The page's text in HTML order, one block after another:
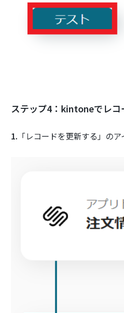
ステップ4：kintoneでレコ
1. 「レコードを更新する」の